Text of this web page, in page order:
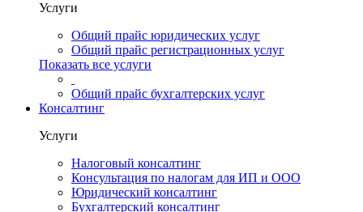
Услуги
Общий прайс юридических услуг
Общий прайс регистрационных услуг
Показать все услуги
Общий прайс бухгалтерских услуг
Консалтинг
Услуги
Налоговый консалтинг
Консультация по налогам для ИП и ООО
Юридический консалтинг
Бухгалтерский консалтинг